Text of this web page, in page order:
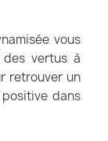
vous
vertus à
retrouver un
dans